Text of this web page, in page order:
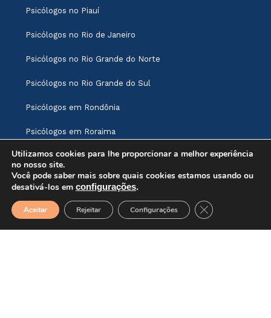
Psicólogos no Piauí
Psicólogos no Rio de Janeiro
Psicólogos no Rio Grande do Norte
Psicólogos no Rio Grande do Sul
Psicólogos em Rondônia
Psicólogos em Roraima
Psicólogos em Santa Catarina
Psicólogos em São Paulo
Psicólogos em Sergipe
Psicólogos em Tocantins
Utilizamos cookies para lhe proporcionar a melhor experiência
no nosso site.
Você pode saber mais sobre quais cookies estamos usando ou
desativá-los em configurações.
Aceitar Rejeitar Configurações Close GDPR